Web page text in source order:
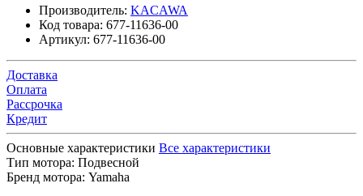
Производитель: KACAWA
Код товара: 677-11636-00
Артикул: 677-11636-00
Доставка
Оплата
Рассрочка
Кредит
Основные характеристики Все характеристики
Тип мотора: Подвесной
Бренд мотора: Yamaha